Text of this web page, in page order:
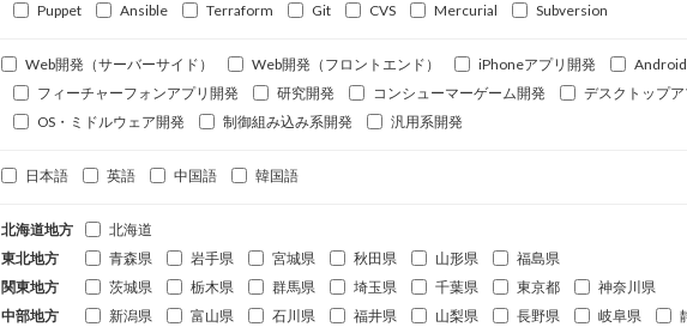
Puppet
Ansible Terraform Git CVS Mercurial Subversion
Web開発（サーバーサイド） Web開発（フロントエンド） iPhoneアプリ開発
フィーチャーフォンアプリ開発
研究開発 コンシューマーゲーム開発
デスクトップ
OS・ミドルウェア開発
制御組み込み系開発 汎用系開発
日本語 英語 中国語 韓国語
北海道地方
北海道
東北地方
青森県 岩手県 宮城県 秋田県 山形県
福島県
関東地方
茨城県 栃木県 群馬県 埼玉県 千葉県 東京都
神奈川県
中部地方
新潟県 富山県 石川県 福井県 山梨県 長野県 岐阜県